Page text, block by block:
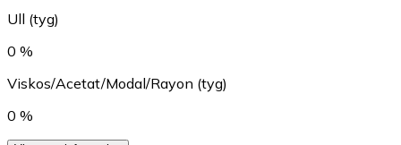
Ull (tyg)
0 %
Viskos/Acetat/Modal/Rayon (tyg)
0 %